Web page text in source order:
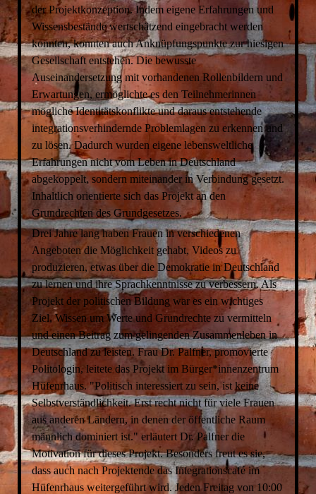
der Projektkonzeption. Indem eigene Erfahrungen und
Wissensbestände wertschätzend eingebracht werden
konnten, konnten auch Anknüpfungspunkte zur hiesigen
Gesellschaft entstehen. Die bewusste
Auseinandersetzung mit vorhandenen Rollenbildern und
Erwartungen, ermöglichte es den Teilnehmerinnen
mögliche Identitätskonflikte und daraus entstehende
integrationsverhindernde Problemlagen zu erkennen und
zu lösen. Dadurch wurden eigene lebensweltliche
Erfahrungen nicht vom Leben in Deutschland
abgekoppelt, sondern miteinander in Verbindung gesetzt.
Inhaltlich orientierte sich das Projekt an den
Grundrechten des Grundgesetzes.
Drei Jahre lang haben Frauen in verschiedenen
Angeboten die Möglichkeit gehabt, Videos zu
produzieren, etwas über die Demokratie in Deutschland
zu lernen und ihre Sprachkenntnisse zu verbessern. Als
Projekt der politischen Bildung war es ein wichtiges
Ziel, Wissen um Werte und Grundrechte zu vermitteln
und einen Beitrag zum gelingenden Zusammenleben in
Deutschland zu leisten. Frau Dr. Palfner, promovierte
Politologin, leitete das Projekt im Bürger*innenzentrum
Hüfenrhaus. "Politisch interessiert zu sein, ist keine
Selbstverständlichkeit. Erst recht nicht für viele Frauen
aus anderen Ländern, in denen der öffentliche Raum
männlich dominiert ist." erläutert Dr. Palfner die
Motivation für dieses Projekt. Besonders freut es sie,
dass auch nach Projektende das Integrationscafé im
Hüfenrhaus weitergeführt wird. Jeden Freitag von 10:00